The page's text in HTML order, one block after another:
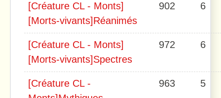
[Créature CL - Monts]
[Morts-vivants]Réanimés
902 6
[Créature CL - Monts]
[Morts-vivants]Spectres
972 6
[Créature CL -
963 5